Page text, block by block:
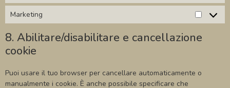
Marketing
8. Abilitare/disabilitare e cancellazione
cookie
Puoi usare il tuo browser per cancellare automaticamente o
manualmente i cookie. È anche possibile specificare che